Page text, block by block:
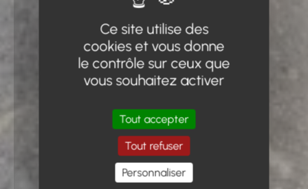
Ce site utilise des
cookies et vous donne
le contrôle sur ceux que
vous souhaitez activer
Tout accepter
Tout refuser
Personnaliser